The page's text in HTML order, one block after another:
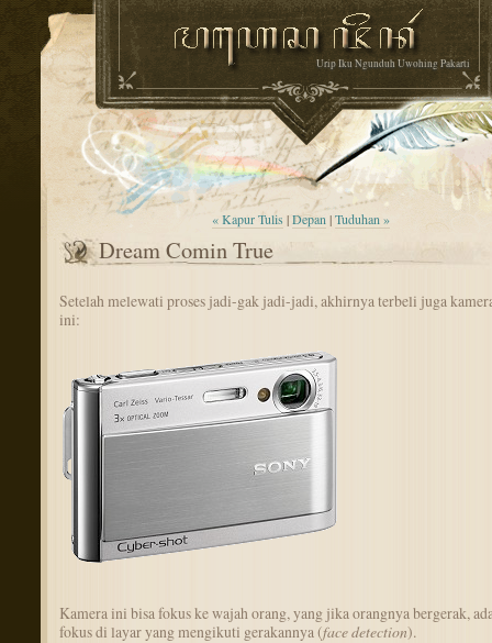
Urip Iku Ngunduh Uwohing Pakarti
« Kapur Tulis |Depan |Tuduhan »
Dream Comin True
Setelah melewati proses jadi-gak jadi-jadi, akhirnya terbeli juga
ini:
Kamera ini bisa fokus ke wajah orang, yang jika orangnya bergerak,
fokus di layar yang mengikuti gerakannya (face detection).